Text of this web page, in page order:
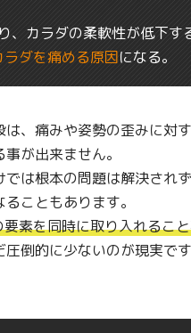
、カラダの柔軟性が低下す
ラダを痛める原因になる。
、痛みや姿勢の歪みに対
が出来ません。
は根本の問題は解決され
こともあります。
素を同時に取り入れるこ
倒的に少ないのが現実です